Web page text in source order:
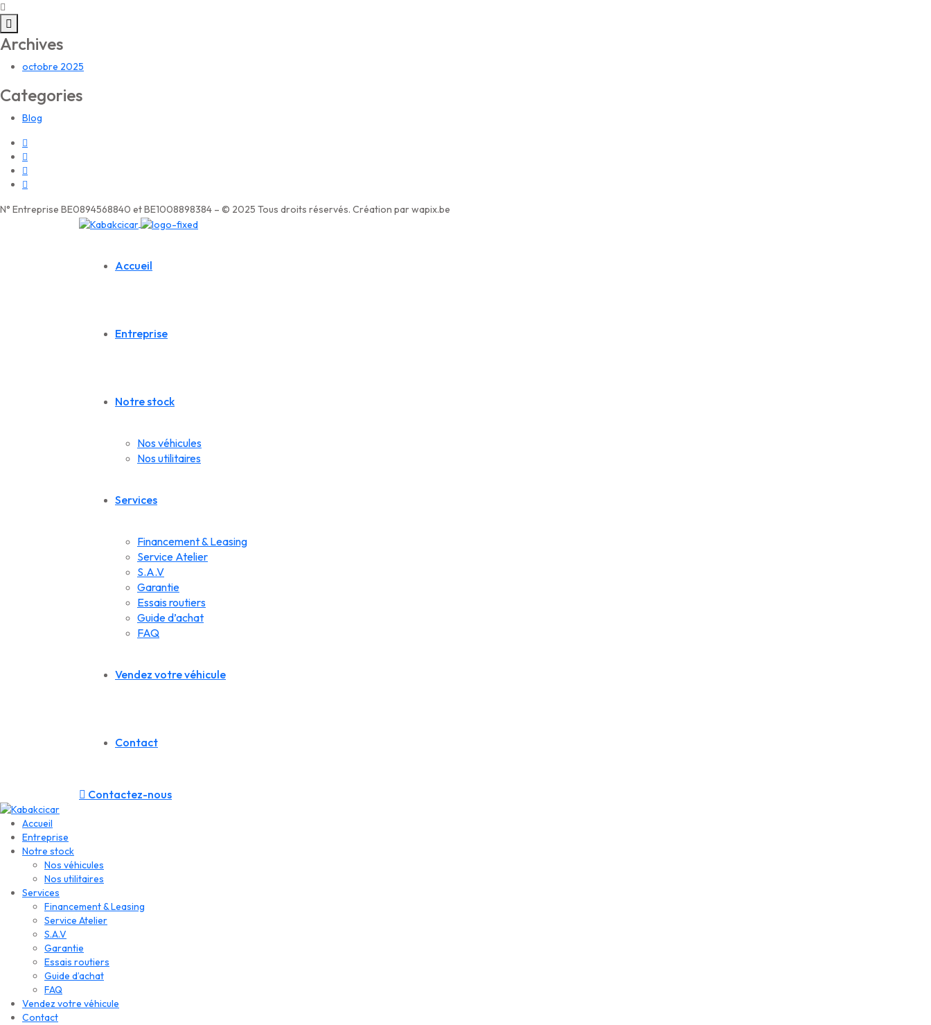
Archives
octobre 2025
Categories
Blog
N° Entreprise BE0894568840 et BE1008898384 – © 2025 Tous droits réservés. Création par wapix.be
Accueil
Entreprise
Notre stock
Nos véhicules
Nos utilitaires
Services
Financement & Leasing
Service Atelier
S.A.V
Garantie
Essais routiers
Guide d’achat
FAQ
Vendez votre véhicule
Contact
Contactez-nous
Accueil
Entreprise
Notre stock
Nos véhicules
Nos utilitaires
Services
Financement & Leasing
Service Atelier
S.A.V
Garantie
Essais routiers
Guide d’achat
FAQ
Vendez votre véhicule
Contact